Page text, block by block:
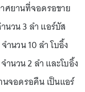
ศยานที่จอดรอขาย
นวน 3 ลำ แอร์บัส
ำนวน 10 ลำ โบอิ้ง
ำนวน 2 ลำ และโบอิ้ง
นจอดรอคืน เป็นแอร์